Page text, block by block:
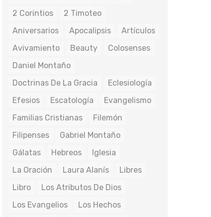
2 Corintios
2 Timoteo
Aniversarios
Apocalipsis
Artículos
Avivamiento
Beauty
Colosenses
Daniel Montaño
Doctrinas De La Gracia
Eclesiología
Efesios
Escatología
Evangelismo
Familias Cristianas
Filemón
Filipenses
Gabriel Montaño
Gálatas
Hebreos
Iglesia
La Oración
Laura Alanís
Libres
Libro
Los Atributos De Dios
Los Evangelios
Los Hechos